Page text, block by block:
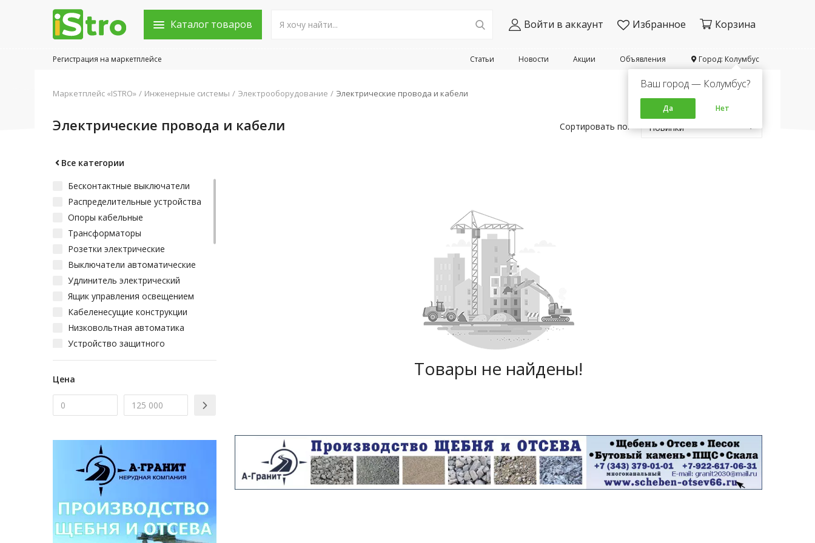
Каталог товаров Войти в аккаунт Избранное Корзина
Город: Колумбус
Ваш город — Колумбус?
Да Нет
Объявления
Акции
Новости
Статьи
Регистрация на маркетплейсе
Объявления
Город: Колумбус
Маркетплейс «ISTRO» Инженерные системы Электрооборудование Электрические провода и кабели
Электрические провода и кабели Сортировать по: Новинки
Все категории
Бесконтактные выключатели
Распределительные устройства
Опоры кабельные
Трансформаторы
Розетки электрические
Выключатели автоматические
Удлинитель электрический
Ящик управления освещением
Кабеленесущие конструкции
Низковольтная автоматика
Устройство защитного
отключения УЗО
Арматура для СИП
Щит распределительный
Электроустановочное
оборудование
Стабилизаторы напряжения
Электросчётчики
Шкаф управления и автоматики
Электрофурнитура
Электрические провода и кабели
Цена Товары не найдены!